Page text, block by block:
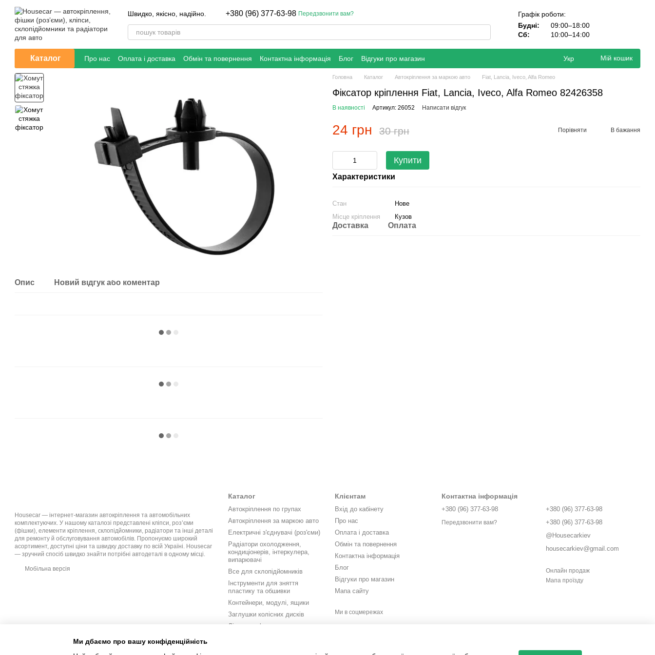
Перейти до основного контенту
Швидко, якісно, надійно.
+380 (96) 377-63-98 Передзвонити вам?
Графік роботи:
Будні:
09:00–18:00
Сб:
10:00–14:00
Каталог Про нас Оплата і доставка Обмін та повернення Контактна інформація Блог Відгуки про магазин Укр Мій кошик
Опис Новий відгук або коментар
Головна Каталог Автокріплення за маркою авто Fiat, Lancia, Iveco, Alfa Romeo
Фіксатор кріплення Fiat, Lancia, Iveco, Alfa Romeo 82426358
В наявності Артикул: 26052 Написати відгук
24 грн 30 грн Порівняти В бажання
Купити
Характеристики
Стан
Нове
Місце кріплення
Кузов
Доставка Оплата
Housecar — інтернет-магазин автокріплення та автомобільних
комплектуючих. У нашому каталозі представлені кліпси, роз’єми
(фішки), елементи кріплення, склопідйомники, радіатори та інші деталі
для ремонту й обслуговування автомобілів. Пропонуємо широкий
асортимент, доступні ціни та швидку доставку по всій Україні. Housecar
— зручний спосіб швидко знайти потрібні автодеталі в одному місці.
Мобільна версія
Каталог
Автокріплення по групах
Автокріплення за маркою авто
Електричні з'єднувачі (роз'єми)
Радіатори охолодження,
кондиціонерів, інтеркулера,
випарювачі
Все для склопідйомників
Інструменти для зняття
пластику та обшивки
Контейнери, модулі, ящики
Заглушки колісних дисків
Літери, цифри, значки,
Клієнтам
Вхід до кабінету
Про нас
Оплата і доставка
Обмін та повернення
Контактна інформація
Блог
Відгуки про магазин
Мапа сайту
Ми в соцмережах
Контактна інформація
+380 (96) 377-63-98
Передзвонити вам?
+380 (96) 377-63-98
+380 (96) 377-63-98
@Housecarkiev
housecarkiev@gmail.com
Онлайн продаж
Мапа проїзду
Ми дбаємо про вашу конфіденційність